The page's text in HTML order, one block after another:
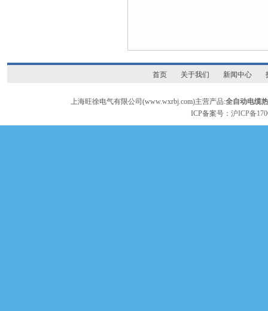
首页 关于我们 新闻中心
上海旺徐电气有限公司(www.wxrbj.com)主营产品:全自动电缆
ICP备案号：沪ICP备